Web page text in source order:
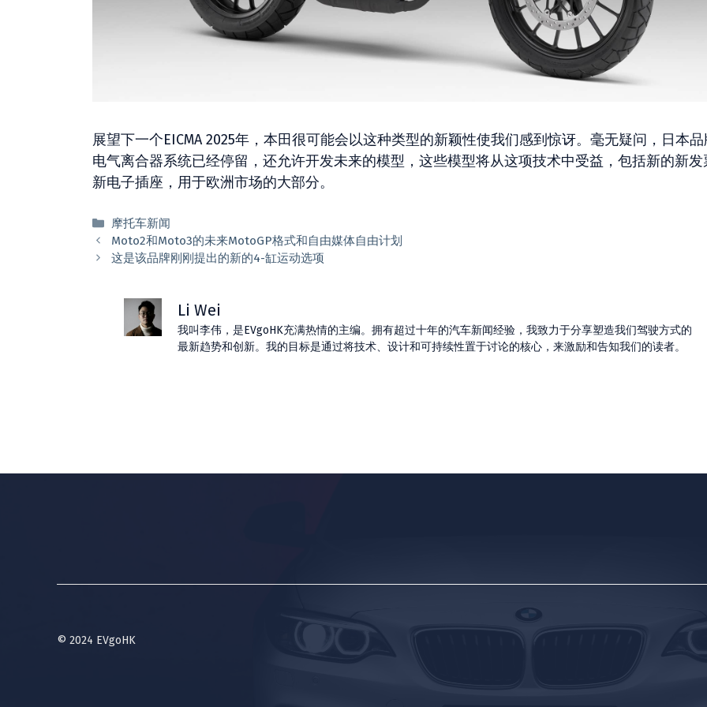
展望下一个EICMA 2025年，本田很可能会以这种类型的新颖性使我们感到惊讶。毫无疑问，日本品
电气离合器系统已经停留，还允许开发未来的模型，这些模型将从这项技术中受益，包括新的新发
新电子插座，用于欧洲市场的大部分。
分
类
摩托车新闻
Moto2和Moto3的未来MotoGP格式和自由媒体自由计划
这是该品牌刚刚提出的新的4-缸运动选项
Li Wei
我叫李伟，是EVgoHK充满热情的主编。拥有超过十年的汽车新闻经验，我致力于分享塑造我们驾驶方式的
最新趋势和创新。我的目标是通过将技术、设计和可持续性置于讨论的核心，来激励和告知我们的读者。
© 2024 EVgoHK